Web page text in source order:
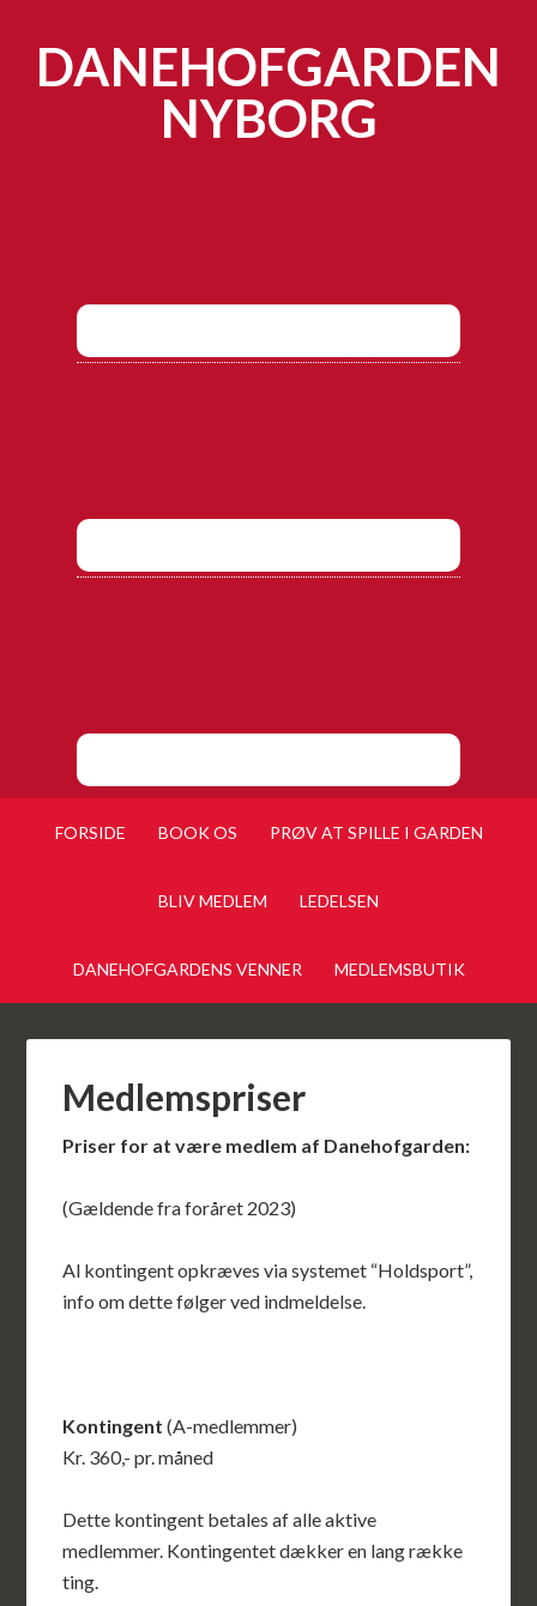
DANEHOFGARDEN
NYBORG
FORSIDE BOOK OS PRØV AT SPILLE I GARDEN
BLIV MEDLEM LEDELSEN
DANEHOFGARDENS VENNER MEDLEMSBUTIK
Medlemspriser
Priser for at være medlem af Danehofgarden:
(Gældende fra foråret 2023)
Al kontingent opkræves via systemet “Holdsport”,
info om dette følger ved indmeldelse.
Kontingent (A-medlemmer)
Kr. 360,- pr. måned
Dette kontingent betales af alle aktive
medlemmer. Kontingentet dækker en lang række
ting.